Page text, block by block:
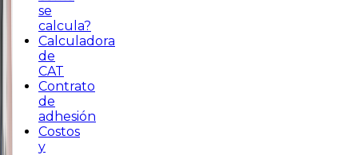
se
calcula?
Calculadora
de
CAT
Contrato
de
adhesión
Costos
y